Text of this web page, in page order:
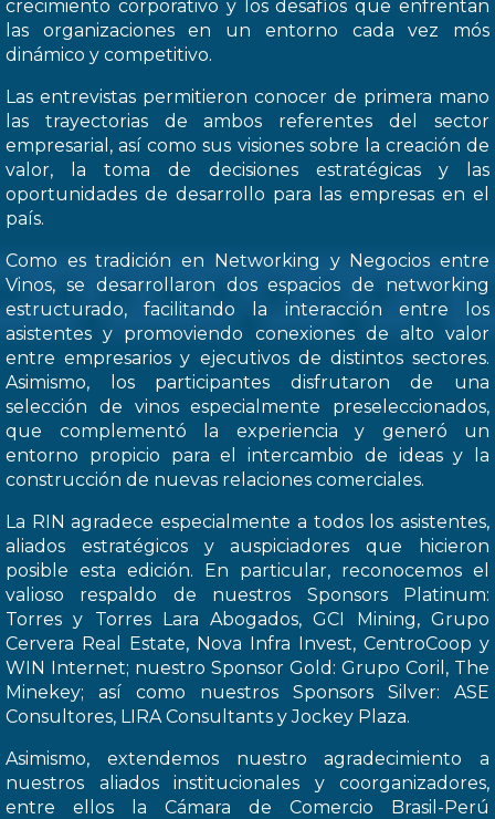
crecimiento corporativo y los desafíos que enfrentan
las organizaciones en un entorno cada vez mós
dinámico y competitivo.
Las entrevistas permitieron conocer de primera mano
las trayectorias de ambos referentes del sector
empresarial, así como sus visiones sobre la creación de
valor, la toma de decisiones estratégicas y las
oportunidades de desarrollo para las empresas en el
país.
Como es tradición en Networking y Negocios entre
Vinos, se desarrollaron dos espacios de networking
estructurado, facilitando la interacción entre los
asistentes y promoviendo conexiones de alto valor
entre empresarios y ejecutivos de distintos sectores.
Asimismo, los participantes disfrutaron de una
selección de vinos especialmente preseleccionados,
que complementó la experiencia y generó un
entorno propicio para el intercambio de ideas y la
construcción de nuevas relaciones comerciales.
La RIN agradece especialmente a todos los asistentes,
aliados estratégicos y auspiciadores que hicieron
posible esta edición. En particular, reconocemos el
valioso respaldo de nuestros Sponsors Platinum:
Torres y Torres Lara Abogados, GCI Mining, Grupo
Cervera Real Estate, Nova Infra Invest, CentroCoop y
WIN Internet; nuestro Sponsor Gold: Grupo Coril, The
Minekey; así como nuestros Sponsors Silver: ASE
Consultores, LIRA Consultants y Jockey Plaza.
Asimismo, extendemos nuestro agradecimiento a
nuestros aliados institucionales y coorganizadores,
entre ellos la Cámara de Comercio Brasil-Perú